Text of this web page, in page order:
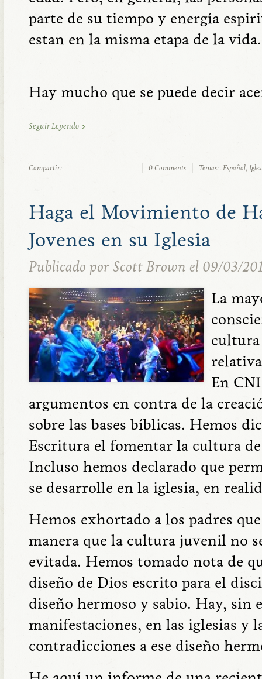
parte de su tiempo y energía
estan en la misma etapa de la vida.
Hay mucho que se puede decir
Seguir Leyendo
Compartir: 0 Comments Temas: Español,
Haga el Movimiento de
Jovenes en su Iglesia
Publicado porScott Brown el 09/03/
La
En
argumentos en contra de la
sobre las bases bíblicas. Hemos
Escritura el fomentar la cultura
Incluso hemos declarado que
se desarrolle en la iglesia, en
Hemos exhortado a los padres
manera que la cultura juvenil no
evitada. Hemos tomado nota de
diseño de Dios escrito para el
diseño hermoso y sabio. Hay, sin
manifestaciones, en las iglesias y
contradicciones a ese diseño